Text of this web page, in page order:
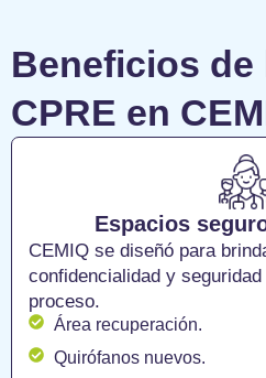
Beneficios de
CPRE en
Espacios
CEMIQ se diseñó para
confidencialidad y
proceso.
Área recuperación.
Quirófanos nuevos.